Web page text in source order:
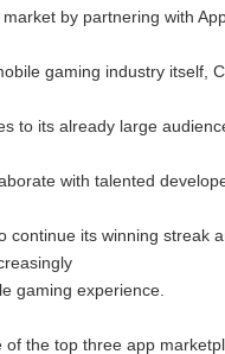
by partnering with
gaming industry itself,
to its already large
with talented
continue its winning streak
gaming experience.
of the top three app